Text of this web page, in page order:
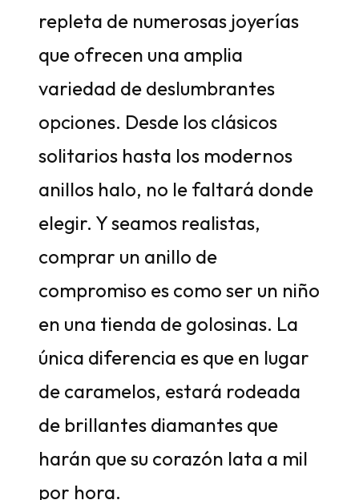
repleta de numerosas joyerías
que ofrecen una amplia
variedad de deslumbrantes
opciones. Desde los clásicos
solitarios hasta los modernos
anillos halo, no le faltará donde
elegir. Y seamos realistas,
comprar un anillo de
compromiso es como ser un niño
en una tienda de golosinas. La
única diferencia es que en lugar
de caramelos, estará rodeada
de brillantes diamantes que
harán que su corazón lata a mil
por hora.